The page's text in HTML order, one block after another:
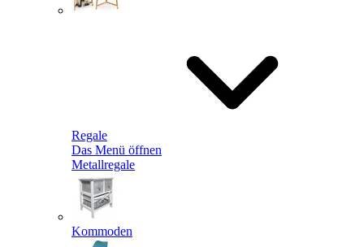
Regale
Das Menü öffnen
Metallregale
Kommoden